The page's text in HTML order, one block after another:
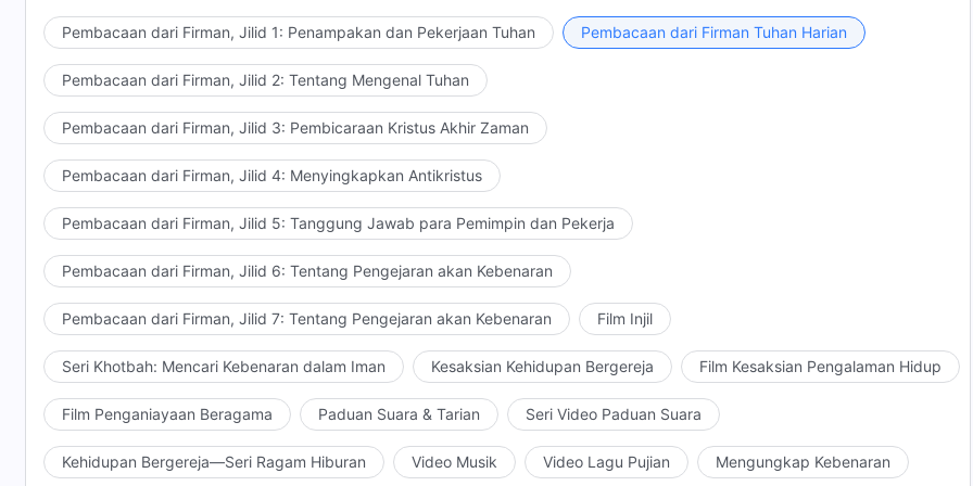
Pembacaan dari Firman, Jilid 1: Penampakan dan Pekerjaan Tuhan Pembacaan dari Firman Tuhan Harian
Pembacaan dari Firman, Jilid 2: Tentang Mengenal Tuhan
Pembacaan dari Firman, Jilid 3: Pembicaraan Kristus Akhir Zaman
Pembacaan dari Firman, Jilid 4: Menyingkapkan Antikristus
Pembacaan dari Firman, Jilid 5: Tanggung Jawab para Pemimpin dan Pekerja
Pembacaan dari Firman, Jilid 6: Tentang Pengejaran akan Kebenaran
Pembacaan dari Firman, Jilid 7: Tentang Pengejaran akan Kebenaran Film Injil
Seri Khotbah: Mencari Kebenaran dalam Iman Kesaksian Kehidupan Bergereja Film Kesaksian Pengalaman Hidup
Film Penganiayaan Beragama Paduan Suara & Tarian Seri Video Paduan Suara
Kehidupan Bergereja—Seri Ragam Hiburan Video Musik Video Lagu Pujian Mengungkap Kebenaran